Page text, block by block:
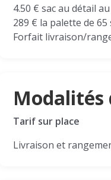
4.50 € sac au détail
289 € la palette de
Forfait livraison/
Modalités
Tarif sur place
Livraison et